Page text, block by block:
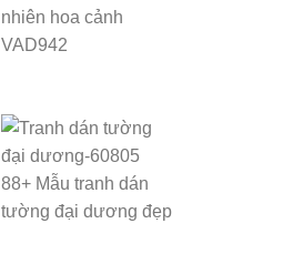
nhiên hoa cảnh
VAD942
88+ Mẫu tranh dán
tường đại dương đẹp